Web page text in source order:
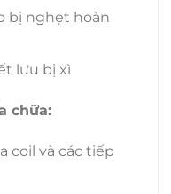
bị nghẹt hoàn
lưu bị xì
chữa:
coil và các tiếp